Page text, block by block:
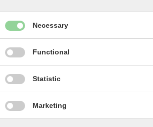
Kommune
Holbæk Kommune:
Kommune (holbaek.dk)
Kalundborg kommune: der sendes en mail
dto@kalundborg.dk
Necessary
Give permission for Necessary cookies
Functional
Give permission for Functionality cookies
Statistic
Give permission for Statistics cookies
Marketing
Give permission for Marketing cookies